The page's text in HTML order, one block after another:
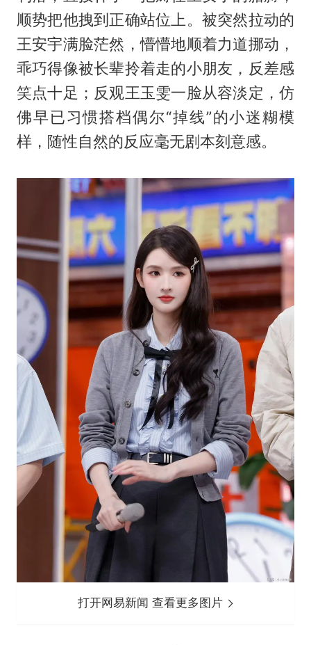
顺势把他拽到正确站位上。被突然拉动的
王安宇满脸茫然，懵懵地顺着力道挪动，
乖巧得像被长辈拎着走的小朋友，反差感
笑点十足；反观王玉雯一脸从容淡定，仿
佛早已习惯搭档偶尔“掉线”的小迷糊模
样，随性自然的反应毫无剧本刻意感。
打开网易新闻 查看更多图片